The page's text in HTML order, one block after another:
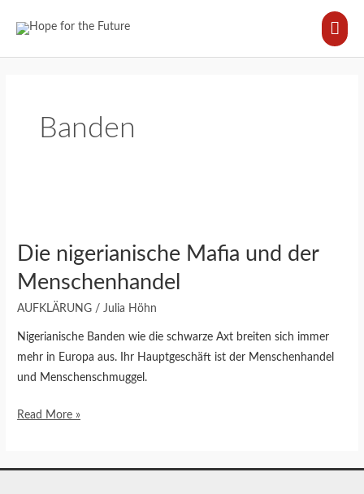
Inhalt
Banden
Die nigerianische Mafia und der
Menschenhandel
AUFKLÄRUNG / Julia Höhn
Nigerianische Banden wie die schwarze Axt breiten sich immer
mehr in Europa aus. Ihr Hauptgeschäft ist der Menschenhandel
und Menschenschmuggel.
Mafia
und
der
Menschenhandel
Read More »